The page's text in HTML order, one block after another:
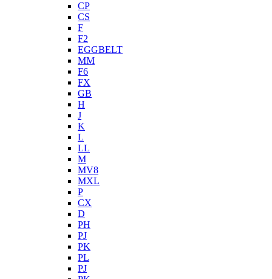
CP
CS
F
F2
EGGBELT
MM
F6
FX
GB
H
J
K
L
LL
M
MV8
MXL
P
CX
D
PH
PJ
PK
PL
PJ